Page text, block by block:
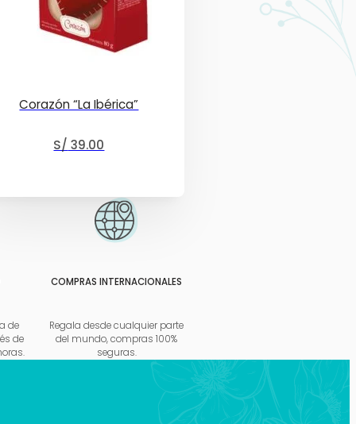
Corazón “La Ibérica”
S/ 39.00
de
de
COMPRAS INTERNACIONALES
Regala desde cualquier parte
del mundo, compras 100%
seguras.